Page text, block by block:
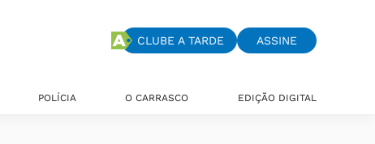
CLUBE A TARDE ASSINE
POLÍCIA O CARRASCO EDIÇÃO DIGITAL